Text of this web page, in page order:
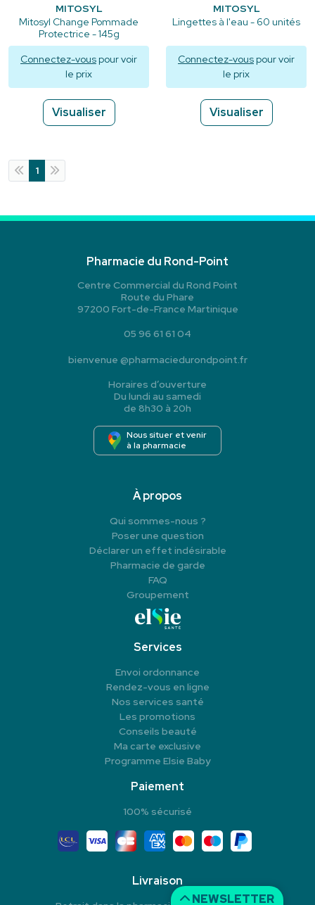
MITOSYL
Mitosyl Change Pommade
Protectrice - 145g
Connectez-vous pour voir
le prix
Visualiser
MITOSYL
Lingettes à l'eau - 60 unités
Connectez-vous pour voir
le prix
Visualiser
1
NEWSLETTER
Pharmacie du Rond-Point
Centre Commercial du Rond Point
Route du Phare
97200 Fort-de-France Martinique
05 96 61 61 04
bienvenue @pharmaciedurondpoint.fr
Horaires d’ouverture
Du lundi au samedi
de 8h30 à 20h
Nous situer et venir
à la pharmacie
À propos
Qui sommes-nous ?
Poser une question
Déclarer un effet indésirable
Pharmacie de garde
FAQ
Groupement
Services
Envoi ordonnance
Rendez-vous en ligne
Nos services santé
Les promotions
Conseils beauté
Ma carte exclusive
Programme Elsie Baby
Paiement
100% sécurisé
Livraison